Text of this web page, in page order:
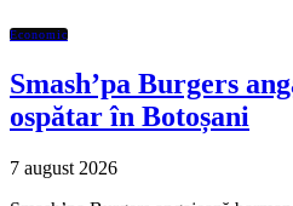
Economic
Smash’pa Burgers
ospătar în Botoșani
7 august 2026